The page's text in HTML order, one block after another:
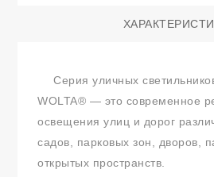
Серия уличных
WOLTA® — это современное
освещения улиц и дорог
садов, парковых зон, дворов,
открытых пространств.